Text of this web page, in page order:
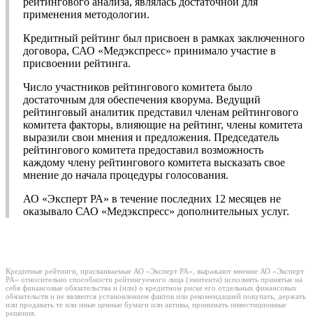
применения методологии.
Кредитный рейтинг был присвоен в рамках заключенного
договора, САО «Медэкспресс» принимало участие в
присвоении рейтинга.
Число участников рейтингового комитета было
достаточным для обеспечения кворума. Ведущий
рейтинговый аналитик представил членам рейтингового
комитета факторы, влияющие на рейтинг, члены комитета
выразили свои мнения и предложения. Председатель
рейтингового комитета предоставил возможность
каждому члену рейтингового комитета высказать свое
мнение до начала процедуры голосования.
АО «Эксперт РА» в течение последних 12 месяцев не
оказывало САО «Медэкспресс» дополнительных услуг.
Кредитные рейтинги, присваиваемые АО «Эксперт РА», выражают мнение АО «Эксперт
РА» относительно способности рейтингуемого лица (эмитента) исполнять принятые на
себя финансовые обязательства и (или) о кредитном риске его отдельных финансовых
обязательств и не являются установлением фактов или рекомендацией покупать, держать
или продавать те или иные ценные бумаги или активы, принимать инвестиционные
решения.